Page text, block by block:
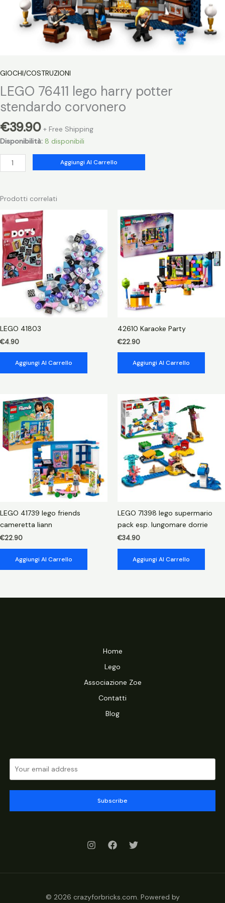
GIOCHI/COSTRUZIONI
LEGO 76411 lego harry potter
stendardo corvonero
€39.90 + Free Shipping
Disponibilità: 8 disponibili
LEGO
76411
harry
stendardo
corvonero
quantità
Aggiungi Al Carrello
Prodotti correlati
LEGO 41803
€4.90
Aggiungi Al Carrello
42610 Karaoke Party
€22.90
Aggiungi Al Carrello
LEGO 41739 lego friends
cameretta liann
€22.90
Aggiungi Al Carrello
LEGO 71398 lego supermario
pack esp. lungomare dorrie
€34.90
Aggiungi Al Carrello
Home
Lego
Associazione Zoe
Contatti
Blog
Subscribe
© 2026 crazyforbricks.com. Powered by